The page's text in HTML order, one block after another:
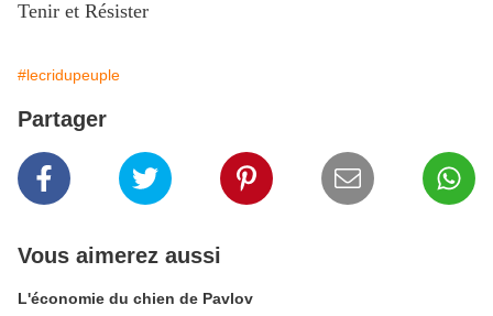
Tenir et Résister
#lecridupeuple
Partager
Vous aimerez aussi
L'économie du chien de Pavlov